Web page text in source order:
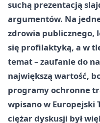
suchą prezentacją
argumentów. Na
zdrowia publicznego,
się profilaktyką, a w
temat – zaufanie do
największą wartość,
programy ochronne
wpisano w Europejski
ciężar dyskusji był